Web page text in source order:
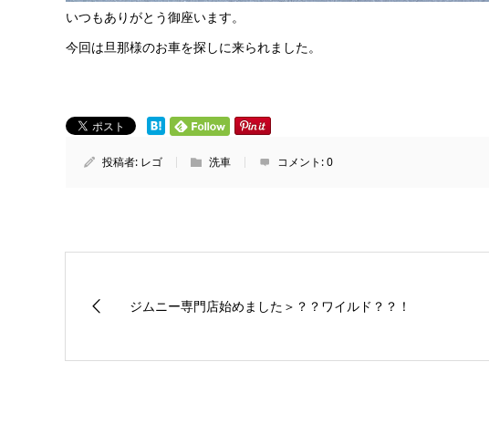
いつもありがとう御座います。
今回は旦那様のお車を探しに来られました。
投稿者: レゴ 洗車 コメント:0
ジムニー専門店始めました＞？？ワイルド？？！